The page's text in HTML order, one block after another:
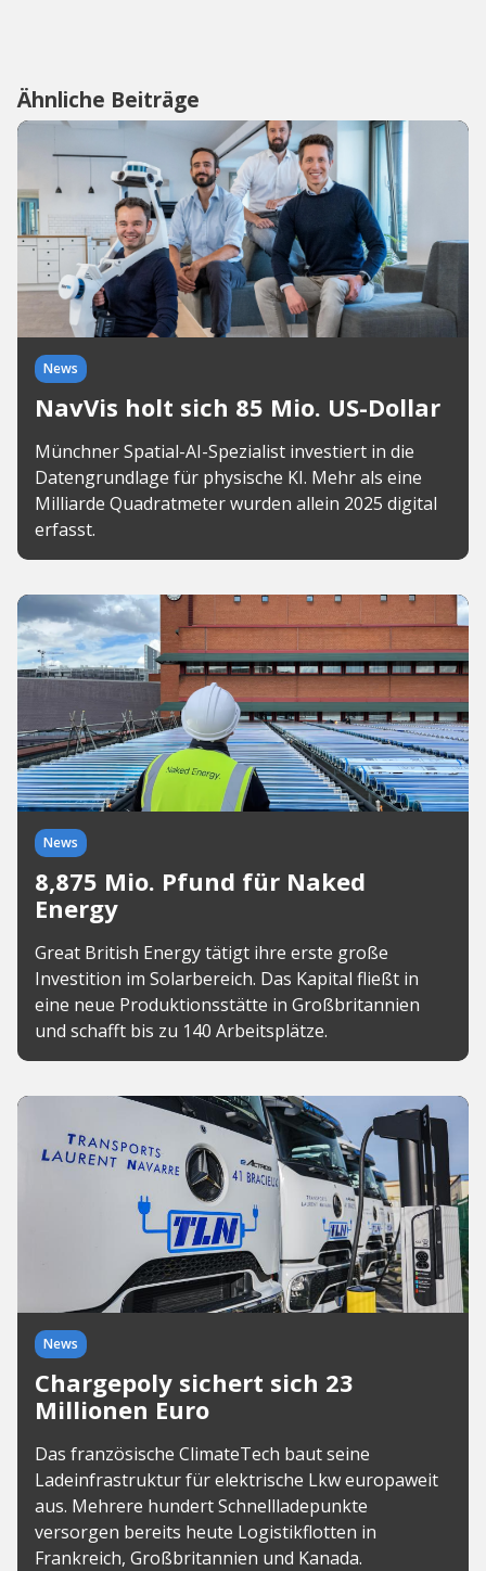
Ähnliche Beiträge
News
NavVis holt sich 85 Mio. US-Dollar
Münchner Spatial-AI-Spezialist investiert in die
Datengrundlage für physische KI. Mehr als eine
Milliarde Quadratmeter wurden allein 2025 digital
erfasst.
News
8,875 Mio. Pfund für Naked
Energy
Great British Energy tätigt ihre erste große
Investition im Solarbereich. Das Kapital fließt in
eine neue Produktionsstätte in Großbritannien
und schafft bis zu 140 Arbeitsplätze.
News
Chargepoly sichert sich 23
Millionen Euro
Das französische ClimateTech baut seine
Ladeinfrastruktur für elektrische Lkw europaweit
aus. Mehrere hundert Schnellladepunkte
versorgen bereits heute Logistikflotten in
Frankreich, Großbritannien und Kanada.